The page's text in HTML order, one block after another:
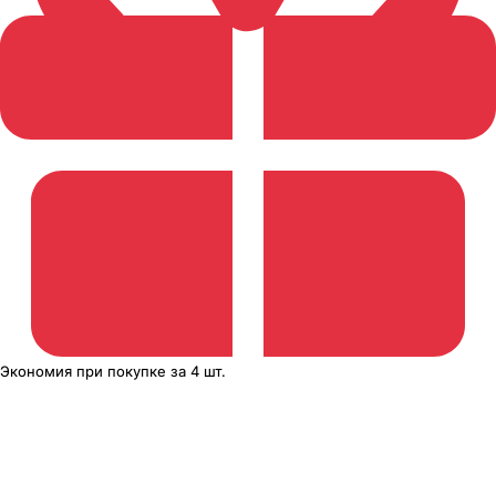
Экономия при покупке за 4 шт.